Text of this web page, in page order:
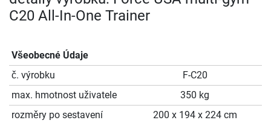
C20 All-In-One Trainer
Všeobecné Údaje
č. výrobku
F-C20
max. hmotnost uživatele
350 kg
rozměry po sestavení
200 x 194 x 224 cm